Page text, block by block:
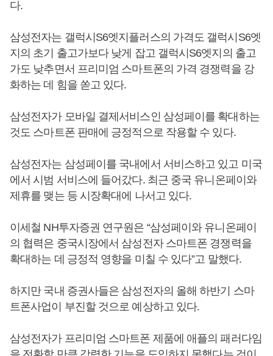
다.
삼성전자는 갤럭시S6엣지플러스의 가격도 갤럭시S6엣
지의 초기 출고가보다 낮게 잡고 갤럭시S6엣지의 출고
가도 낮추면서 프리미엄 스마트폰의 가격 경쟁력을 강
화하는 데 힘을 쏟고 있다.
삼성전자가 모바일 결제서비스인 삼성페이를 확대하는
것도 스마트폰 판매에 긍정적으로 작용할 수 있다.
삼성전자는 삼성페이를 국내에서 서비스하고 있고 미국
에서 시범 서비스에 들어갔다. 최근 중국 유니온페이와
제휴를 맺는 등 시장확대에 나서고 있다.
이세철 NH투자증권 연구원은 “삼성페이와 유니온페이
의 협력은 중국시장에서 삼성전자 스마트폰 경쟁력을
확대하는 데 긍정적 영향을 미칠 수 있다”고 말했다.
하지만 국내 증권사들은 삼성전자의 올해 하반기 스마
트폰사업이 부진할 것으로 예상하고 있다.
삼성전자가 프리미엄 스마트폰 제품에 애플의 패러다임